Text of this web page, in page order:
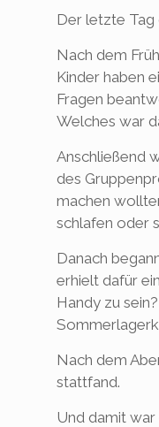
Der letzte Tag
Nach dem
Kinder haben
Fragen
Welches war
Anschließend
des
machen
schlafen oder
Danach
erhielt dafür
Handy zu
Nach dem
stattfand.
Und damit war